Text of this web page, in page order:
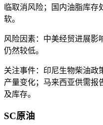
临取消风险；国内油脂库
软。
风险因素：中美经贸进展影
仍然较低。
关注事件：印尼生物柴油政
产量变化；马来西亚供需报
及库存。
SC原油